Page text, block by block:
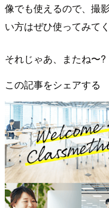
像でも使えるので、撮
い方はぜひ使ってみてく
それじゃあ、またね〜?
この記事をシェアする